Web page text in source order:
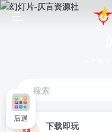
搜索
下载即玩
后退